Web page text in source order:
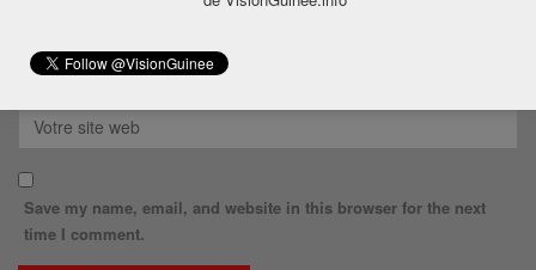
Save my name, email, and website in this browser for the next
time I comment.